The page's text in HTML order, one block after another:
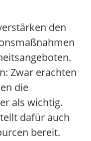
den
Zwar erachten
die
als wichtig.
dafür auch
bereit.